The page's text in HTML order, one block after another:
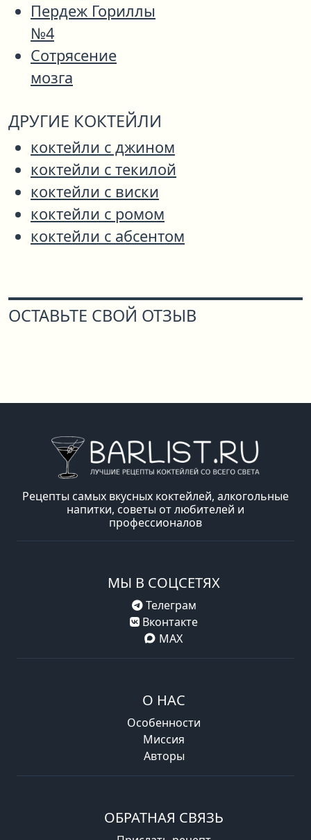
Пердеж Гориллы
№4
Сотрясение
мозга
ДРУГИЕ КОКТЕЙЛИ
коктейли с джином
коктейли с текилой
коктейли с виски
коктейли с ромом
коктейли с абсентом
ОСТАВЬТЕ СВОЙ ОТЗЫВ
Рецепты самых вкусных коктейлей, алкогольные
напитки, советы от любителей и
профессионалов
МЫ В СОЦСЕТЯХ
Телеграм
Вконтакте
MAX
О НАС
Особенности
Миссия
Авторы
ОБРАТНАЯ СВЯЗЬ